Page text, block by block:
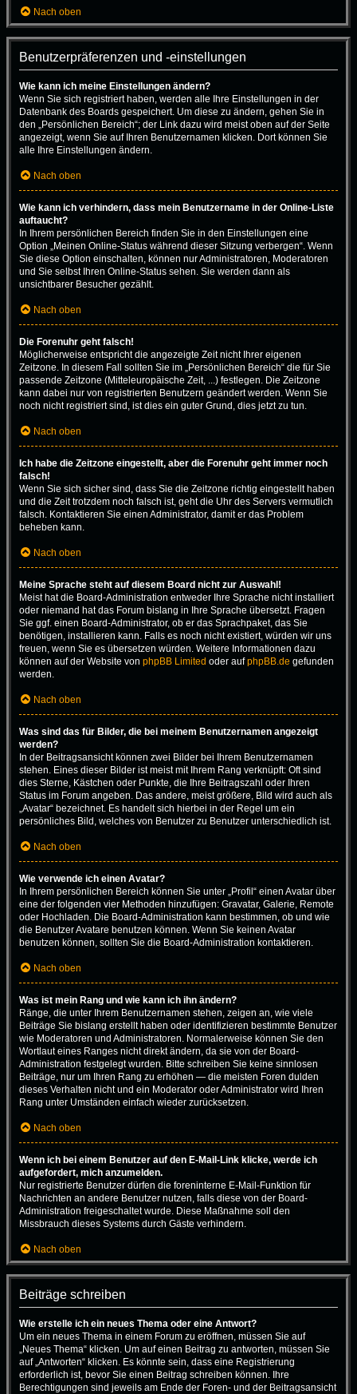
Nach oben
Benutzerpräferenzen und -einstellungen
Wie kann ich meine Einstellungen ändern?
Wenn Sie sich registriert haben, werden alle Ihre Einstellungen in der
Datenbank des Boards gespeichert. Um diese zu ändern, gehen Sie in
den „Persönlichen Bereich“; der Link dazu wird meist oben auf der Seite
angezeigt, wenn Sie auf Ihren Benutzernamen klicken. Dort können Sie
alle Ihre Einstellungen ändern.
Nach oben
Wie kann ich verhindern, dass mein Benutzername in der Online-Liste
auftaucht?
In Ihrem persönlichen Bereich finden Sie in den Einstellungen eine
Option „Meinen Online-Status während dieser Sitzung verbergen“. Wenn
Sie diese Option einschalten, können nur Administratoren, Moderatoren
und Sie selbst Ihren Online-Status sehen. Sie werden dann als
unsichtbarer Besucher gezählt.
Nach oben
Die Forenuhr geht falsch!
Möglicherweise entspricht die angezeigte Zeit nicht Ihrer eigenen
Zeitzone. In diesem Fall sollten Sie im „Persönlichen Bereich“ die für Sie
passende Zeitzone (Mitteleuropäische Zeit, ...) festlegen. Die Zeitzone
kann dabei nur von registrierten Benutzern geändert werden. Wenn Sie
noch nicht registriert sind, ist dies ein guter Grund, dies jetzt zu tun.
Nach oben
Ich habe die Zeitzone eingestellt, aber die Forenuhr geht immer noch
falsch!
Wenn Sie sich sicher sind, dass Sie die Zeitzone richtig eingestellt haben
und die Zeit trotzdem noch falsch ist, geht die Uhr des Servers vermutlich
falsch. Kontaktieren Sie einen Administrator, damit er das Problem
beheben kann.
Nach oben
Meine Sprache steht auf diesem Board nicht zur Auswahl!
Meist hat die Board-Administration entweder Ihre Sprache nicht installiert
oder niemand hat das Forum bislang in Ihre Sprache übersetzt. Fragen
Sie ggf. einen Board-Administrator, ob er das Sprachpaket, das Sie
benötigen, installieren kann. Falls es noch nicht existiert, würden wir uns
freuen, wenn Sie es übersetzen würden. Weitere Informationen dazu
können auf der Website von phpBB Limited oder aufphpBB.de gefunden
werden.
Nach oben
Was sind das für Bilder, die bei meinem Benutzernamen angezeigt
werden?
In der Beitragsansicht können zwei Bilder bei Ihrem Benutzernamen
stehen. Eines dieser Bilder ist meist mit Ihrem Rang verknüpft: Oft sind
dies Sterne, Kästchen oder Punkte, die Ihre Beitragszahl oder Ihren
Status im Forum angeben. Das andere, meist größere, Bild wird auch als
„Avatar“ bezeichnet. Es handelt sich hierbei in der Regel um ein
persönliches Bild, welches von Benutzer zu Benutzer unterschiedlich ist.
Nach oben
Wie verwende ich einen Avatar?
In Ihrem persönlichen Bereich können Sie unter „Profil“ einen Avatar über
eine der folgenden vier Methoden hinzufügen: Gravatar, Galerie, Remote
oder Hochladen. Die Board-Administration kann bestimmen, ob und wie
die Benutzer Avatare benutzen können. Wenn Sie keinen Avatar
benutzen können, sollten Sie die Board-Administration kontaktieren.
Nach oben
Was ist mein Rang und wie kann ich ihn ändern?
Ränge, die unter Ihrem Benutzernamen stehen, zeigen an, wie viele
Beiträge Sie bislang erstellt haben oder identifizieren bestimmte Benutzer
wie Moderatoren und Administratoren. Normalerweise können Sie den
Wortlaut eines Ranges nicht direkt ändern, da sie von der Board-
Administration festgelegt wurden. Bitte schreiben Sie keine sinnlosen
Beiträge, nur um Ihren Rang zu erhöhen — die meisten Foren dulden
dieses Verhalten nicht und ein Moderator oder Administrator wird Ihren
Rang unter Umständen einfach wieder zurücksetzen.
Nach oben
Wenn ich bei einem Benutzer auf den E-Mail-Link klicke, werde ich
aufgefordert, mich anzumelden.
Nur registrierte Benutzer dürfen die foreninterne E-Mail-Funktion für
Nachrichten an andere Benutzer nutzen, falls diese von der Board-
Administration freigeschaltet wurde. Diese Maßnahme soll den
Missbrauch dieses Systems durch Gäste verhindern.
Nach oben
Beiträge schreiben
Wie erstelle ich ein neues Thema oder eine Antwort?
Um ein neues Thema in einem Forum zu eröffnen, müssen Sie auf
„Neues Thema“ klicken. Um auf einen Beitrag zu antworten, müssen Sie
auf „Antworten“ klicken. Es könnte sein, dass eine Registrierung
erforderlich ist, bevor Sie einen Beitrag schreiben können. Ihre
Berechtigungen sind jeweils am Ende der Foren- und der Beitragsansicht